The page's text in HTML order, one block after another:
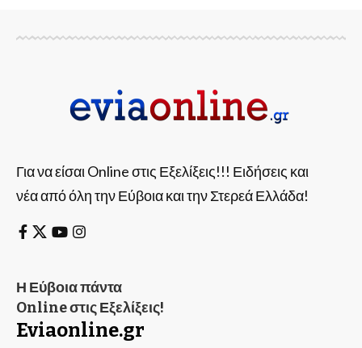
Για να είσαι Online στις Εξελίξεις!!! Ειδήσεις και
νέα από όλη την Εύβοια και την Στερεά Ελλάδα!
Η Εύβοια πάντα
Online στις Εξελίξεις!
Eviaonline.gr